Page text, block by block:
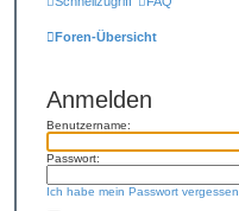
Foren-Übersicht
Anmelden
Benutzername:
Passwort:
Ich habe mein Passwort vergessen